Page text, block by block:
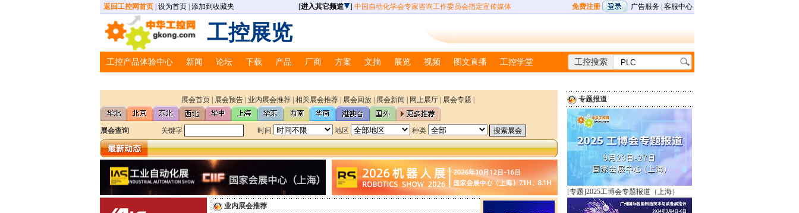
返回工控网首页 设为首页 添加到收藏夹 [进入其它频道 ] 中国自动化学会专家咨询工作委员会指定宣传媒体 免费注册 广告服务 客服中心
工控展览
工控产品体验中心 新闻 论坛 下载 产品 厂商 方案 文摘 展览 视频 图文直播 工控学堂 工控搜索
展会首页 展会预告 业内展会推荐 相关展会推荐 展会回放 展会新闻 网上展厅 展会专题
展会查询 关键字 时间 地区 种类
·2013第17届华南工业自动化国际展览会
·2013北京国际工业智能及自动化展览会(IA BEIJING)
·第15届中国青岛国际自动化及仪器仪表展览会
·第24届中国国际测量控制与仪器仪表展览会（MICONEX2013）
·2013 第15届中国工博会工业机器人展
·2013 第15届中国工博会工业自动化展
·\
·2013第17届华南工业自动化国际展览会
·2013北京国际工业智能及自动化展览会(IA BEIJING)
·第15届中国青岛国际自动化及仪器仪表展览会
业内展会推荐
专题报道
[专题]2025工博会专题报道（上海）